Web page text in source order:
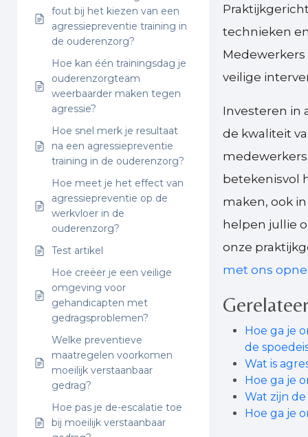
fout bij het kiezen van een
agressiepreventie training in
de ouderenzorg?
Hoe kan één trainingsdag je
ouderenzorgteam
weerbaarder maken tegen
agressie?
Hoe snel merk je resultaat
na een agressiepreventie
training in de ouderenzorg?
Hoe meet je het effect van
agressiepreventie op de
werkvloer in de
ouderenzorg?
Test artikel
Hoe creëer je een veilige
omgeving voor
gehandicapten met
gedragsproblemen?
Welke preventieve
maatregelen voorkomen
moeilijk verstaanbaar
gedrag?
Hoe pas je de-escalatie toe
bij moeilijk verstaanbaar
technieken
veilige
Investeren in
de kwaliteit
betekenisvol
maken, ook
helpen jullie
onze
met ons
Hoe ga je
de
Wat is
Hoe ga je
Wat zijn de
Hoe ga je